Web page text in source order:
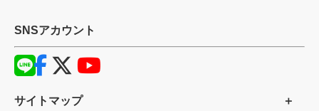
SNSアカウント
サイトマップ